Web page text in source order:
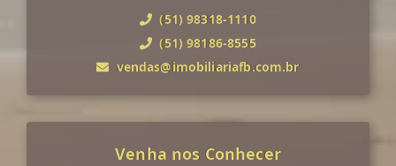
(51) 98318-1110
(51) 98186-8555
vendas@imobiliariafb.com.br
Venha nos Conhecer